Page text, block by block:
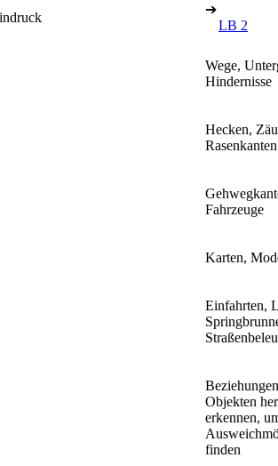
➔
LB 2
Wege,
Hindernisse
Hecken,
Rasenkanten
Fahrzeuge
Karten,
Einfahrten,
Objekten
erkennen,
finden